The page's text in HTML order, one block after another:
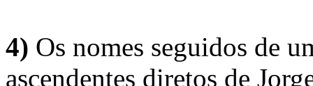
4) Os nomes seguidos de
ascendentes diretos de